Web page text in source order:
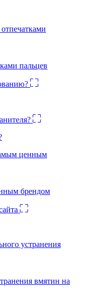
пальцев
брендом
вмятин на